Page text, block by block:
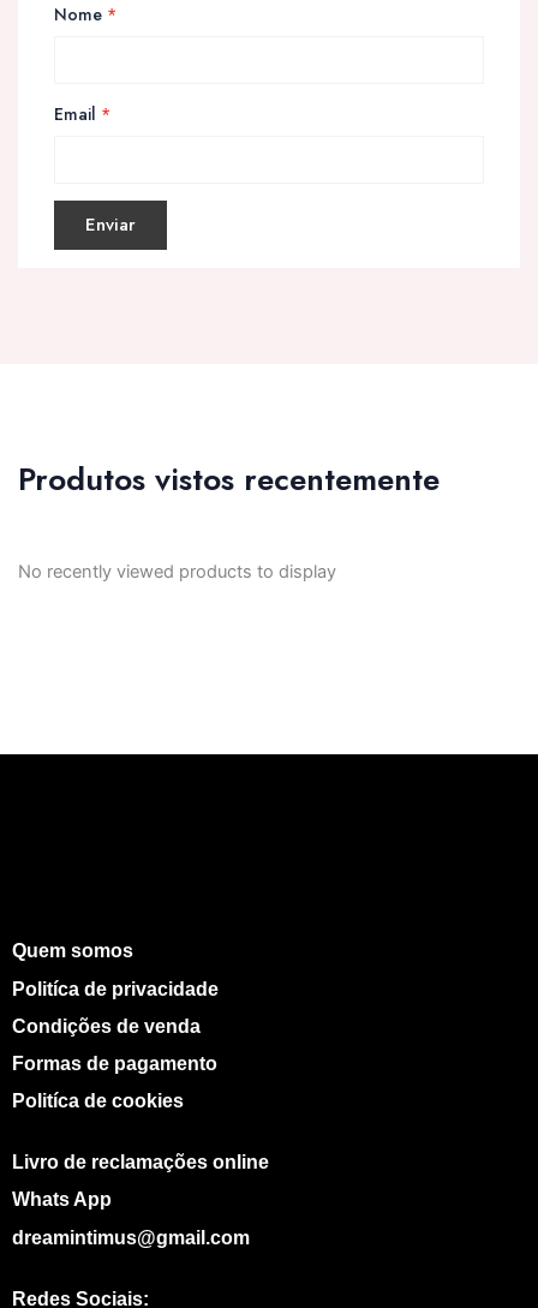
Nome *
Email *
Produtos vistos recentemente
No recently viewed products to display
Quem somos
Politíca de privacidade
Condições de venda
Formas de pagamento
Politíca de cookies
Livro de reclamações online
Whats App
dreamintimus@gmail.com
Redes Sociais: